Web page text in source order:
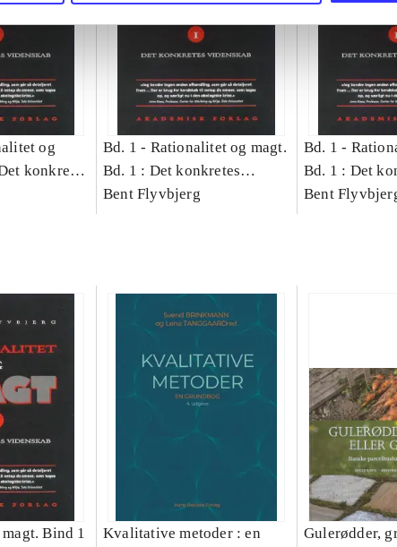
og
konkretes
Bd. 1 - Rationalitet og magt.
Bd. 1 : Det konkretes
videnskab
Bent Flyvbjerg
Bd. 1 -
Bd. 1 : Det
videnskab
Bent
Bind 1
Kvalitative metoder : en
Gulerødder,